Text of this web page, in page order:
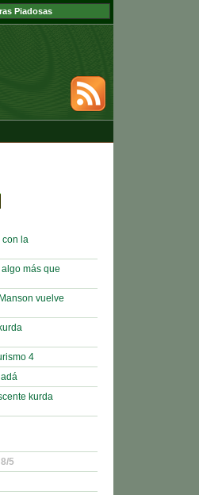
con la
más que
vuelve
4
kurda
8/5